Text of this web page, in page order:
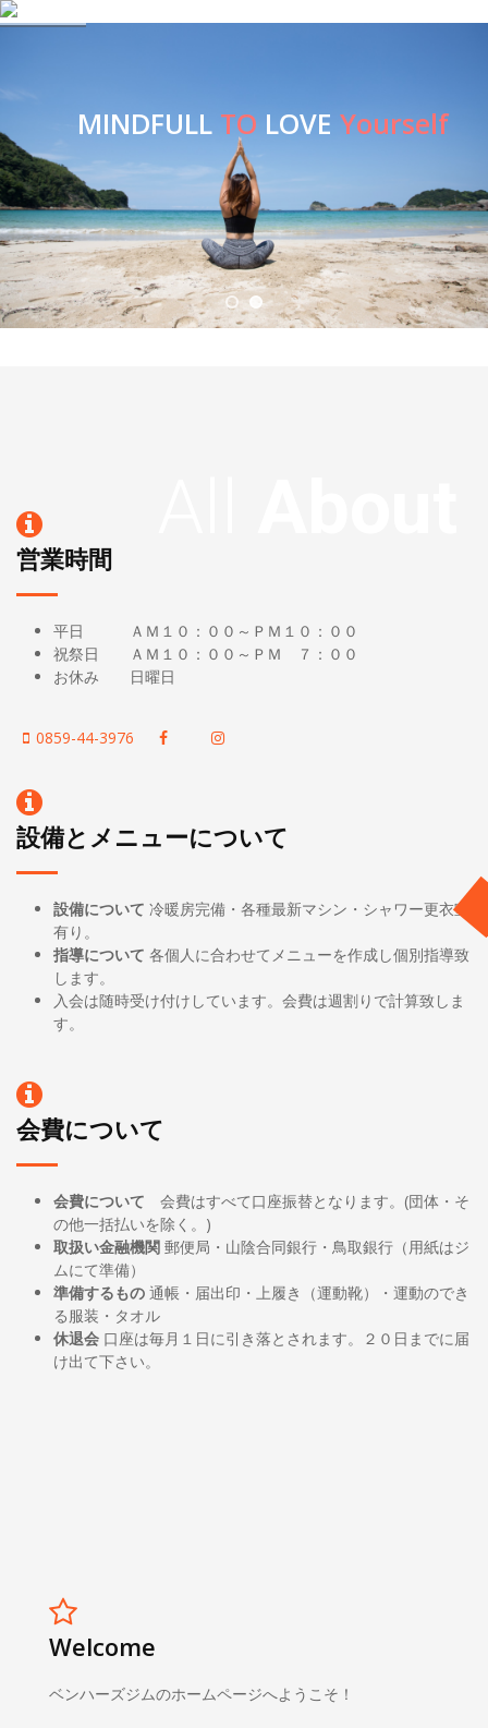
Skip
to
MINDFULL TO LOVE Yourself
YOGA=つなぐ
自分自身のココロとカラダをつなぎ合わせ、見つめ、すべて愛する。
ライフスタイルの中にヨガを取り入れ、笑顔で「今」を楽しみましょう。
毎月regular CLASS開催！Relaxは勿論、Fitness YOGAやMENS YOGA
プライベートレッスンも随時受付中！
JOIN WITH US
営業時間
平日 ＡＭ１０：００～ＰＭ１０：００
祝祭日 ＡＭ１０：００～ＰＭ ７：００
お休み 日曜日
0859-44-3976
設備とメニューについて
設備について 冷暖房完備・各種最新マシン・シャワー更衣室
有り。
指導について 各個人に合わせてメニューを作成し個別指導致
します。
入会は随時受け付けしています。会費は週割りで計算致しま
す。
会費について
会費について 会費はすべて口座振替となります。(団体・そ
の他一括払いを除く。)
取扱い金融機関 郵便局・山陰合同銀行・鳥取銀行（用紙はジ
ムにて準備）
準備するもの 通帳・届出印・上履き（運動靴）・運動のでき
る服装・タオル
休退会 口座は毎月１日に引き落とされます。２０日までに届
け出て下さい。
Welcome
ベンハーズジムのホームページへようこそ！